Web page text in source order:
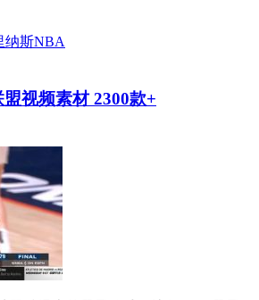
纳斯NBA
视频素材 2300款+